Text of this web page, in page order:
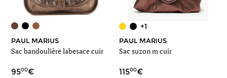
PAUL MARIUS
Sac bandoulière labesace cuir
9500
+1
PAUL MARIUS
Sac suzon m cuir
11500